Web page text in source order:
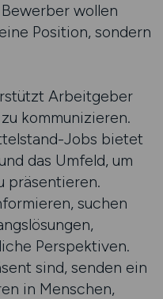
wollen
Position, sondern
Arbeitgeber
kommunizieren.
Jobs bietet
das Umfeld, um
präsentieren.
suchen
Perspektiven.
sind, senden ein
in Menschen,